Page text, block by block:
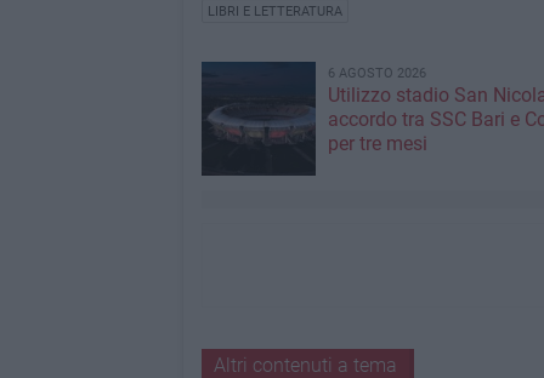
LIBRI E LETTERATURA
6 AGOSTO 2026
Utilizzo stadio San
accordo tra SSC Bari e
per tre mesi
Altri contenuti a tema